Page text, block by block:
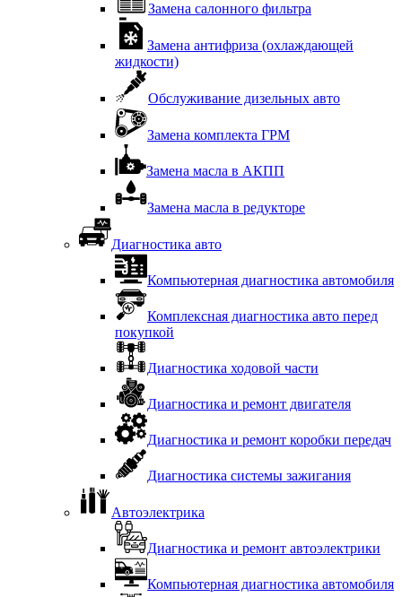
Замена салонного фильтра
Замена антифриза (охлаждающей
жидкости)
Обслуживание дизельных авто
Замена комплекта ГРМ
Замена масла в АКПП
Замена масла в редукторе
Диагностика авто
Компьютерная диагностика автомобиля
Комплексная диагностика авто перед
покупкой
Диагностика ходовой части
Диагностика и ремонт двигателя
Диагностика и ремонт коробки передач
Диагностика системы зажигания
Автоэлектрика
Диагностика и ремонт автоэлектрики
Компьютерная диагностика автомобиля